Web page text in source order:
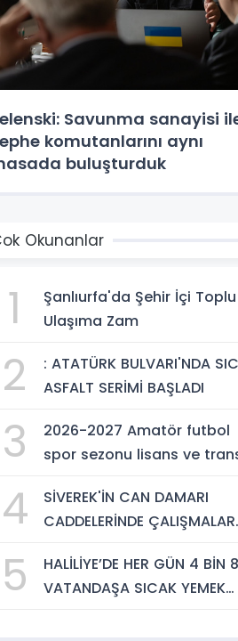
Savunma sanayisi
komutanlarını aynı
buluşturduk
Okunanlar
1
Şanlıurfa'da Şehir İçi Toplu
Ulaşıma Zam
2
: ATATÜRK BULVARI'NDA
ASFALT SERİMİ BAŞLADI
3
2026-2027 Amatör futbol
spor sezonu lisans ve
4
SİVEREK'İN CAN DAMARI
CADDELERİNDE ÇALIŞMALAR
5
HALİLİYE’DE HER GÜN 4 BİN
VATANDAŞA SICAK YEMEK